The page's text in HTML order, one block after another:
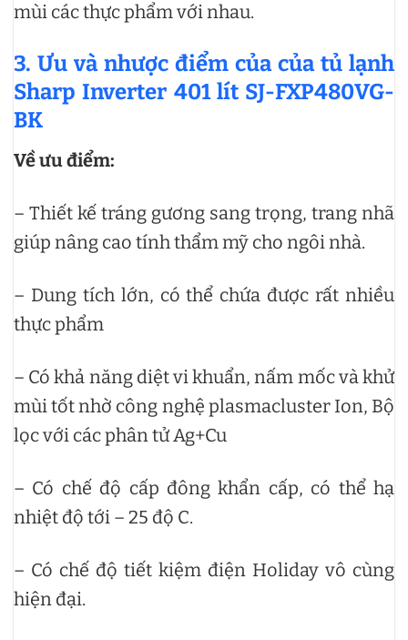
mùi các thực phẩm với nhau.
3. Ưu và nhược điểm của của tủ lạnh
Sharp Inverter 401 lít SJ-FXP480VG-
BK
Về ưu điểm:
– Thiết kế tráng gương sang trọng, trang nhã
giúp nâng cao tính thẩm mỹ cho ngôi nhà.
– Dung tích lớn, có thể chứa được rất nhiều
thực phẩm
– Có khả năng diệt vi khuẩn, nấm mốc và khử
mùi tốt nhờ công nghệ plasmacluster Ion, Bộ
lọc với các phân tử Ag+Cu
– Có chế độ cấp đông khẩn cấp, có thể hạ
nhiệt độ tới – 25 độ C.
– Có chế độ tiết kiệm điện Holiday vô cùng
hiện đại.